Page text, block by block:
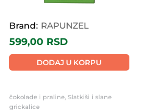
Brand: RAPUNZEL
599,00 RSD
DODAJ U KORPU
čokolade i praline, Slatkiši i slane
grickalice